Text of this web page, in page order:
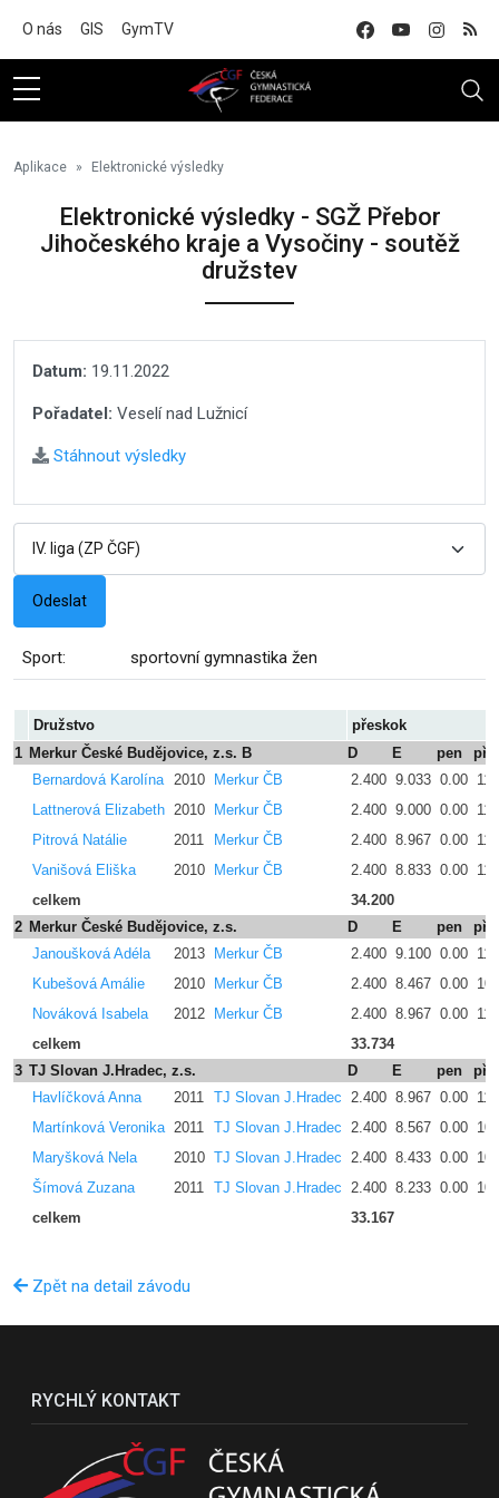
O nás GIS GymTV
Aplikace Elektronické výsledky
Elektronické výsledky - SGŽ Přebor
Jihočeského kraje a Vysočiny - soutěž
družstev
Datum: 19.11.2022
Pořadatel: Veselí nad Lužnicí
Stáhnout výsledky
Sport: sportovní gymnastika žen
Družstvo
přeskok
1 Merkur České Budějovice, z.s. B D E pen
Bernardová Karolína 2010 Merkur ČB 2.400 9.033 0.00
Lattnerová Elizabeth 2010 Merkur ČB 2.400 9.000 0.00
Pitrová Natálie
2011 Merkur ČB 2.400 8.967 0.00
Vanišová Eliška
2010 Merkur ČB 2.400 8.833 0.00
celkem
34.200
2 Merkur České Budějovice, z.s. D E pen
Janoušková Adéla
2013 Merkur ČB 2.400 9.100 0.00
Kubešová Amálie
2010 Merkur ČB 2.400 8.467 0.00
Nováková Isabela
2012 Merkur ČB 2.400 8.967 0.00
celkem
33.734
3 TJ Slovan J.Hradec, z.s. D E pen
Havlíčková Anna
2011 TJ Slovan J.Hradec 2.400 8.967 0.00
Martínková Veronika 2011 TJ Slovan J.Hradec 2.400 8.567 0.00
Maryšková Nela
2010 TJ Slovan J.Hradec 2.400 8.433 0.00
Šímová Zuzana
2011 TJ Slovan J.Hradec 2.400 8.233 0.00
celkem
33.167
Zpět na detail závodu
RYCHLÝ KONTAKT